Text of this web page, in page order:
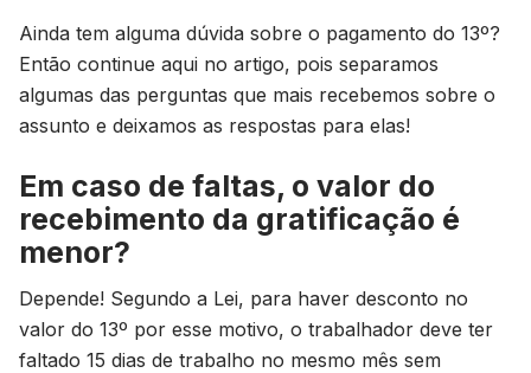
Ainda tem alguma dúvida sobre o pagamento do 13º?
Então continue aqui no artigo, pois separamos
algumas das perguntas que mais recebemos sobre o
assunto e deixamos as respostas para elas!
Em caso de faltas, o valor do
recebimento da gratificação é
menor?
Depende! Segundo a Lei, para haver desconto no
valor do 13º por esse motivo, o trabalhador deve ter
faltado 15 dias de trabalho no mesmo mês sem